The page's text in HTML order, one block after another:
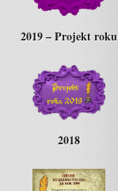
2019 – Projekt roku
2018